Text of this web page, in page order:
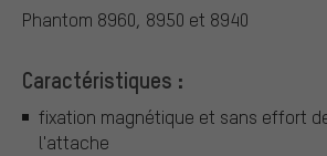
Phantom 8960, 8950 et 8940
Caractéristiques :
fixation magnétique et sans effort
l'attache